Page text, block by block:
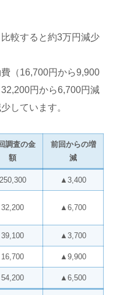
較すると約3万円減少
（16,700円から9,900
円から6,700円減
しています。
調査の金
額
前回からの増
減
250,300 ▲3,400
32,200 ▲6,700
39,100 ▲3,700
16,700 ▲9,900
54,200 ▲6,500